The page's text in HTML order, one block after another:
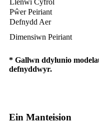
Llenwi Cyfrol
Pŵer Peiriant
Defnydd Aer
Dimensiwn Peiriant
* Gallwn ddylunio
defnyddwyr.
Ein Manteision